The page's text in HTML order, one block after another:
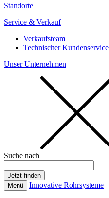
Standorte
Service & Verkauf
Verkaufsteam
Technischer Kundenservice
Unser Unternehmen
Suche nach
Menü Innovative Rohrsysteme